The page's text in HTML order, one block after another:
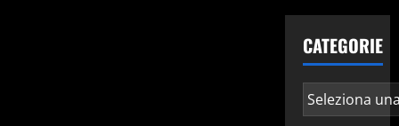
CATEGORIE
Categorie